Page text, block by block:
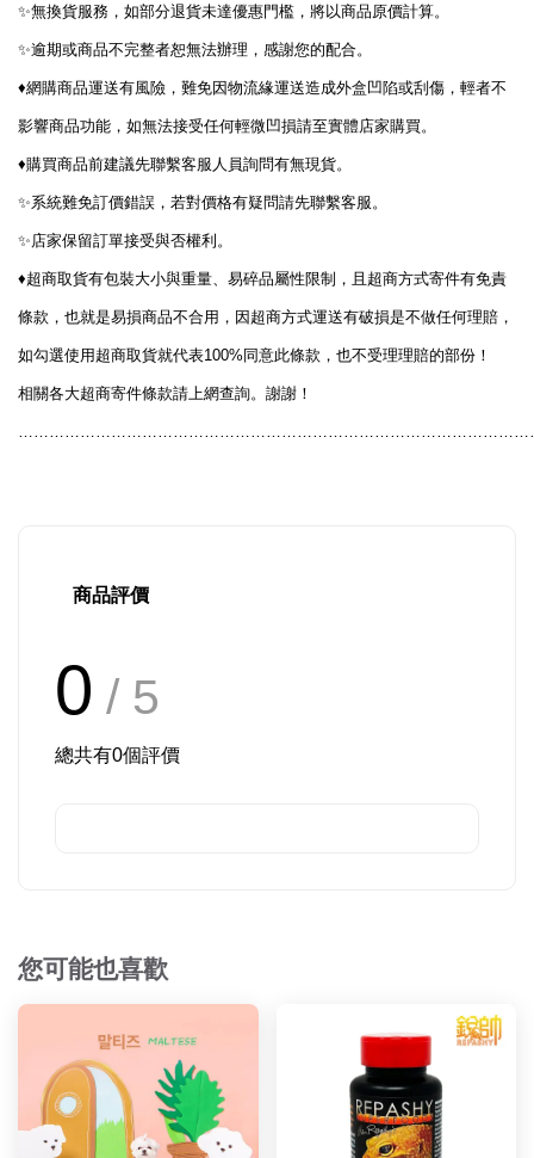
✨無換貨服務，如部分退貨未達優惠門檻，將以商品原價計算。
✨逾期或商品不完整者恕無法辦理，感謝您的配合。
♦️網購商品運送有風險，難免因物流緣運送造成外盒凹陷或刮傷，輕者不
影響商品功能，如無法接受任何輕微凹損請至實體店家購買。
♦️購買商品前建議先聯繫客服人員詢問有無現貨。
✨系統難免訂價錯誤，若對價格有疑問請先聯繫客服。
✨店家保留訂單接受與否權利。
♦️超商取貨有包裝大小與重量、易碎品屬性限制，且超商方式寄件有免責
條款，也就是易損商品不合用，因超商方式運送有破損是不做任何理賠，
如勾選使用超商取貨就代表100% 同意此條款，也不受理理賠的部份！
相關各大超商寄件條款請上網查詢。謝謝！
商品評價
0 / 5
總共有0個評價
您可能也喜歡